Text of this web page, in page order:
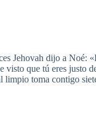
Jehovah dijo a Noé:
visto que tú eres justo
limpio toma contigo